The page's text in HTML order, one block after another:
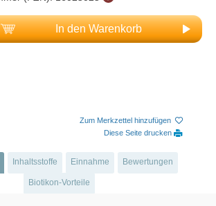
In den Warenkorb
Zum Merkzettel hinzufügen
Diese Seite drucken
Inhaltsstoffe Einnahme Bewertungen
Biotikon-Vorteile